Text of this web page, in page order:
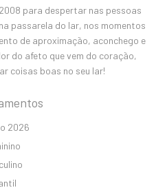
para despertar nas pessoas
passarela do lar, nos momentos
de aproximação, aconchego e
do afeto que vem do coração,
coisas boas no seu lar!
2026